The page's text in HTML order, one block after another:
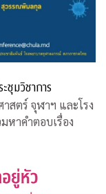
ชุมวิชาการ
สตร์ จุฬาฯ และโรง
หาคำตอบเรื่อง